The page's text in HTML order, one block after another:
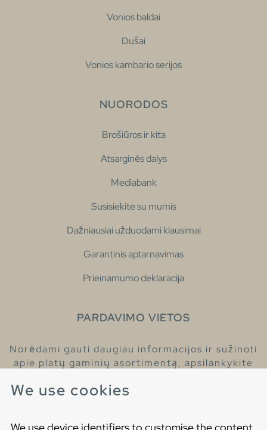
We use cookies
Vonios baldai
Dušai
Vonios kambario serijos
NUORODOS
Brošiūros ir kita
Atsarginės dalys
Mediabank
Susisiekite su mumis
Dažniausiai užduodami klausimai
Garantinis aptarnavimas
Prieinamumo deklaracija
PARDAVIMO VIETOS
Norėdami gauti daugiau informacijos ir sužinoti
apie platų gaminių asortimentą, apsilankykite